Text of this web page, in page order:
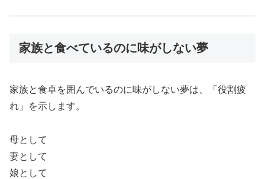
家族と食べているのに味がしない夢
家族と食卓を囲んでいるのに味がしない夢は、「役割疲
れ」を示します。
母として
妻として
娘として